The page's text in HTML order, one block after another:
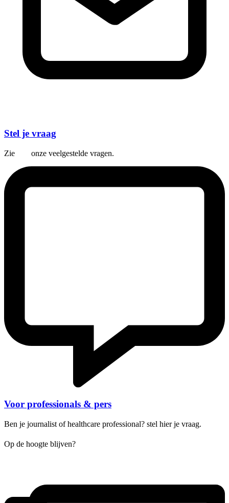
Stel je vraag
Zie onze veelgestelde vragen.
Voor professionals & pers
Ben je journalist of healthcare professional? stel hier je vraag.
Op de hoogte blijven?